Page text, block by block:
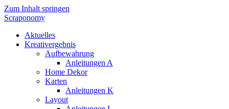
Zum Inhalt springen
Scraponomy
Aktuelles
Kreativergebnis
Aufbewahrung
Anleitungen A
Home Dekor
Karten
Anleitungen K
Layout